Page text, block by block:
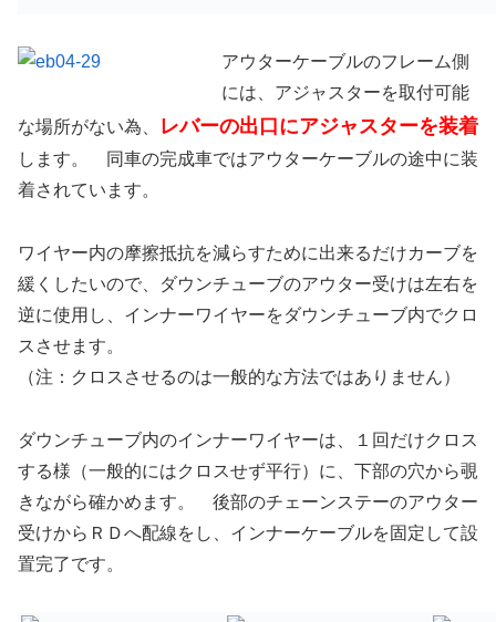
アウターケーブルのフレーム側
には、アジャスターを取付可能
な場所がない為、
レバーの出口にアジャスターを装着
します。 同車の完成車ではアウターケーブルの途中に装
着されています。
ワイヤー内の摩擦抵抗を減らすために出来るだけカーブを
緩くしたいので、ダウンチューブのアウター受けは左右を
逆に使用し、インナーワイヤーをダウンチューブ内でクロ
スさせます。
（注：クロスさせるのは一般的な方法ではありません）
ダウンチューブ内のインナーワイヤーは、１回だけクロス
する様（一般的にはクロスせず平行）に、下部の穴から覗
きながら確かめます。 後部のチェーンステーのアウター
受けからＲＤへ配線をし、インナーケーブルを固定して設
置完了です。